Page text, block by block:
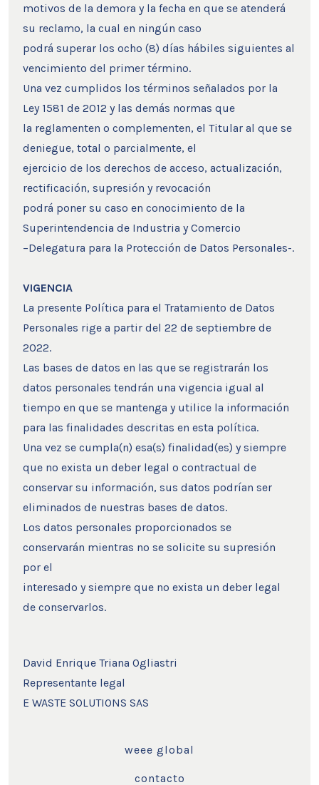
motivos de la demora y la fecha en que se atenderá
su reclamo, la cual en ningún caso
podrá superar los ocho (8) días hábiles siguientes al
vencimiento del primer término.
Una vez cumplidos los términos señalados por la
Ley 1581 de 2012 y las demás normas que
la reglamenten o complementen, el Titular al que se
deniegue, total o parcialmente, el
ejercicio de los derechos de acceso, actualización,
rectificación, supresión y revocación
podrá poner su caso en conocimiento de la
Superintendencia de Industria y Comercio
–Delegatura para la Protección de Datos Personales-.
VIGENCIA
La presente Política para el Tratamiento de Datos
Personales rige a partir del 22 de septiembre de
2022.
Las bases de datos en las que se registrarán los
datos personales tendrán una vigencia igual al
tiempo en que se mantenga y utilice la información
para las finalidades descritas en esta política.
Una vez se cumpla(n) esa(s) finalidad(es) y siempre
que no exista un deber legal o contractual de
conservar su información, sus datos podrían ser
eliminados de nuestras bases de datos.
Los datos personales proporcionados se
conservarán mientras no se solicite su supresión
por el
interesado y siempre que no exista un deber legal
de conservarlos.
David Enrique Triana Ogliastri
Representante legal
E WASTE SOLUTIONS SAS
weee global
contacto